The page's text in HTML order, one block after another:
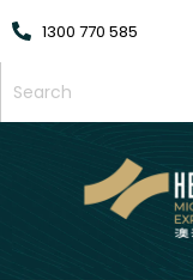
1300 770 585